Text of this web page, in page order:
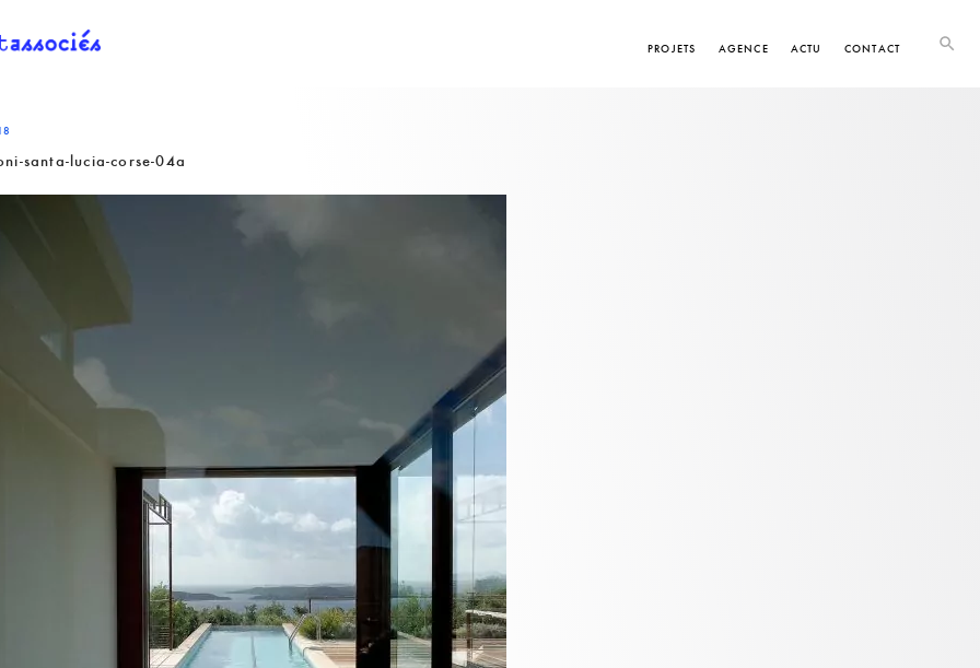
PROJETS AGENCE ACTU CONTACT
santa-lucia-corse-04a